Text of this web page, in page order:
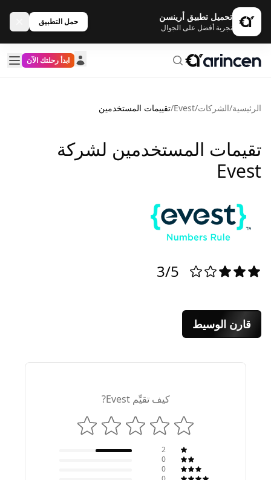
تحميل تطبيق أرينسن
تجربة أفضل على الجوال
حمل التطبيق
ابدأ رحلتك الآن
الرئيسية/الشركات/
Evest
/تقييمات المستخدمين
تقيمات المستخدمين لشركة
Evest
3/5
قارن الوسيط
كيف تقيِّم Evest?
2
0
0